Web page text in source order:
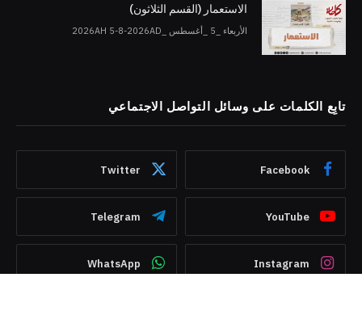
الاستعمار (القسم الثلاثون)
الأربعاء _5 _أغسطس _2026AH 5-8-2026AD
تابِع الكلمات على وسائل التواصل الاجتماعي
Facebook
Twitter
YouTube
Telegram
Instagram
WhatsApp